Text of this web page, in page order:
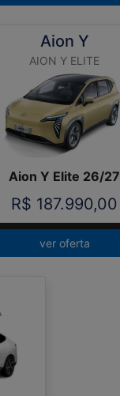
Aion Y
AION Y ELITE
Aion Y Elite 26/27
R$ 187.990,00
ver oferta